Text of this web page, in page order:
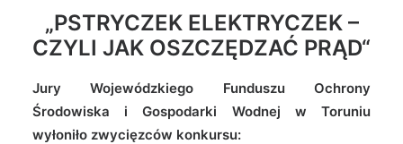
„PSTRYCZEK ELEKTRYCZEK –
CZYLI JAK OSZCZĘDZAĆ PRĄD“
Jury Wojewódzkiego Funduszu Ochrony
Środowiska i Gospodarki Wodnej w Toruniu
wyłoniło zwycięzców konkursu: